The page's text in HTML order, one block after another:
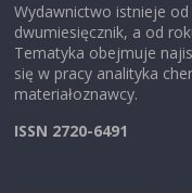
Wydawnictwo istnieje
dwumiesięcznik, a od
Tematyka obejmuje
się w pracy analityka
materiałoznawcy.
ISSN 2720-6491